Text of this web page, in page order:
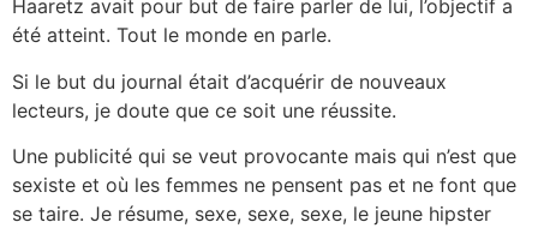
Haaretz avait pour but de faire parler de lui, l’objectif a
été atteint. Tout le monde en parle.
Si le but du journal était d’acquérir de nouveaux
lecteurs, je doute que ce soit une réussite.
Une publicité qui se veut provocante mais qui n’est que
sexiste et où les femmes ne pensent pas et ne font que
se taire. Je résume, sexe, sexe, sexe, le jeune hipster